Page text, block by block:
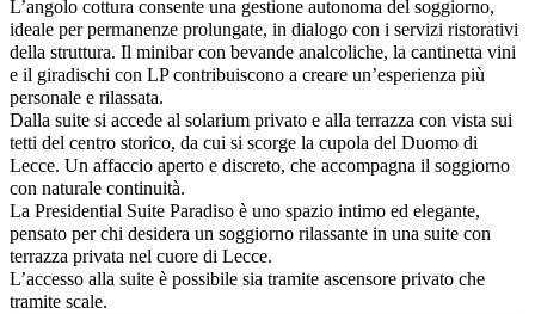
L’angolo cottura consente una gestione autonoma del soggiorno,
ideale per permanenze prolungate, in dialogo con i servizi ristorativi
della struttura. Il minibar con bevande analcoliche, la cantinetta vini
e il giradischi con LP contribuiscono a creare un’esperienza più
personale e rilassata.
Dalla suite si accede al solarium privato e alla terrazza con vista sui
tetti del centro storico, da cui si scorge la cupola del Duomo di
Lecce. Un affaccio aperto e discreto, che accompagna il soggiorno
con naturale continuità.
La Presidential Suite Paradiso è uno spazio intimo ed elegante,
pensato per chi desidera un soggiorno rilassante in una suite con
terrazza privata nel cuore di Lecce.
L’accesso alla suite è possibile sia tramite ascensore privato che
tramite scale.